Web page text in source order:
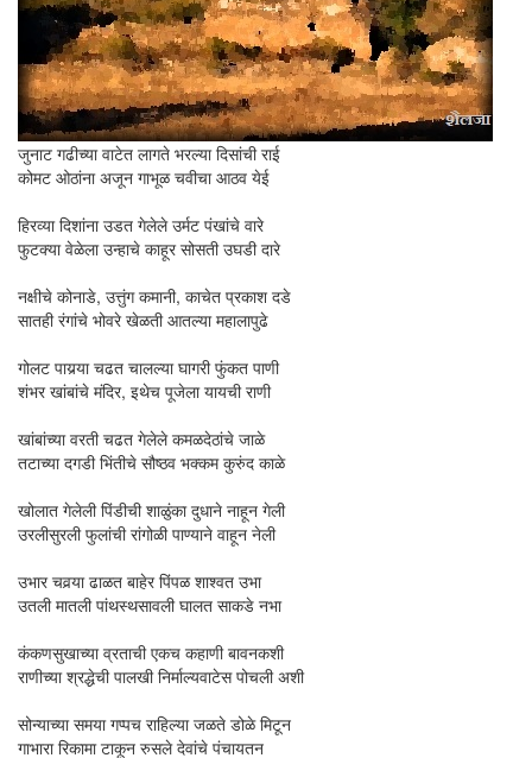
जुनाट गढीच्या वाटेत लागते भरल्या दिसांची राई
कोमट ओठांना अजून गाभूळ चवीचा आठव येई
हिरव्या दिशांना उडत गेलेले उर्मट पंखांचे वारे
फुटक्या वेळेला उन्हाचे काहूर सोसती उघडी दारे
नक्षीचे कोनाडे, उत्तुंग कमानी, काचेत प्रकाश दडे
सातही रंगांचे भोवरे खेळती आतल्या महालापुढे
गोलट पायर्‍या चढत चालल्या घागरी फुंकत पाणी
शंभर खांबांचे मंदिर, इथेच पूजेला यायची राणी
खांबांच्या वरती चढत गेलेले कमळदेठांचे जाळे
तटाच्या दगडी भिंतीचे सौष्ठव भक्कम कुरुंद काळे
खोलात गेलेली पिंडीची शाळुंका दुधाने नाहून गेली
उरलीसुरली फुलांची रांगोळी पाण्याने वाहून नेली
उभार चवर्‍या ढाळत बाहेर पिंपळ शाश्वत उभा
उतली मातली पांथस्थसावली घालत साकडे नभा
कंकणसुखाच्या व्रताची एकच कहाणी बावनकशी
राणीच्या श्रद्धेची पालखी निर्माल्यवाटेस पोचली अशी
सोन्याच्या समया गप्पच राहिल्या जळते डोळे मिटून
गाभारा रिकामा टाकून रुसले देवांचे पंचायतन